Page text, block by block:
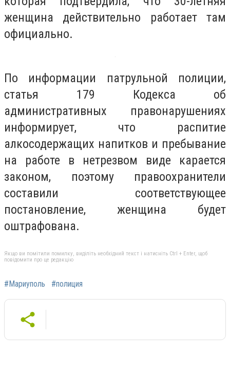
женщина действительно работает там
официально.
По информации патрульной полиции,
статья 179 Кодекса об
административных правонарушениях
информирует, что распитие
алкосодержащих напитков и пребывание
на работе в нетрезвом виде карается
законом, поэтому правоохранители
составили соответствующее
постановление, женщина будет
оштрафована.
Якщо ви помітили помилку, виділіть необхідний текст і натисніть Ctrl + Enter, щоб
повідомити про це редакцію
#Мариуполь #полиция